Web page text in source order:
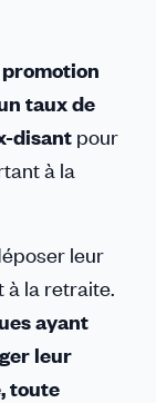
taux de
disant pour
à la
leur
à la retraite.
ayant
leur
toute